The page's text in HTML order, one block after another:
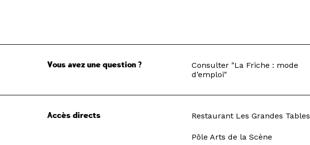
Vous avez une question ?
Consulter "La Friche : mode
d’emploi"
Accès directs Restaurant Les Grandes Tables
Pôle Arts de la Scène